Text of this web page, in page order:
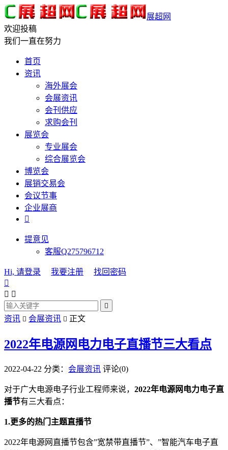
展超网
欢迎投稿
我们一直在努力
首页
资讯
海外展会
会展资讯
会刊供应
求购会刊
展览会
专业展会
综合展览会
博览会
展销交易会
会议节事
企业展商

提意见
客服Q275796712
Hi, 请登录 我要注册
找回密码

 

资讯  会展资讯  正文
2022年电源网电力电子直播节三大看点
2022-04-22 分类： 会展资讯 评论(0)
对于广大电源电子行业工程师来说， 2022年电源网电力电子直
播节有三大看点：
1.更多的热门主题直播节
2022年电源网直播节包含”宽禁带直播节”、”智能汽车电子直